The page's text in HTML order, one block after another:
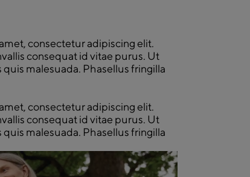
consectetur adipiscing elit.
consequat id vitae purus. Ut
malesuada. Phasellus fringilla
consectetur adipiscing elit.
consequat id vitae purus. Ut
malesuada. Phasellus fringilla